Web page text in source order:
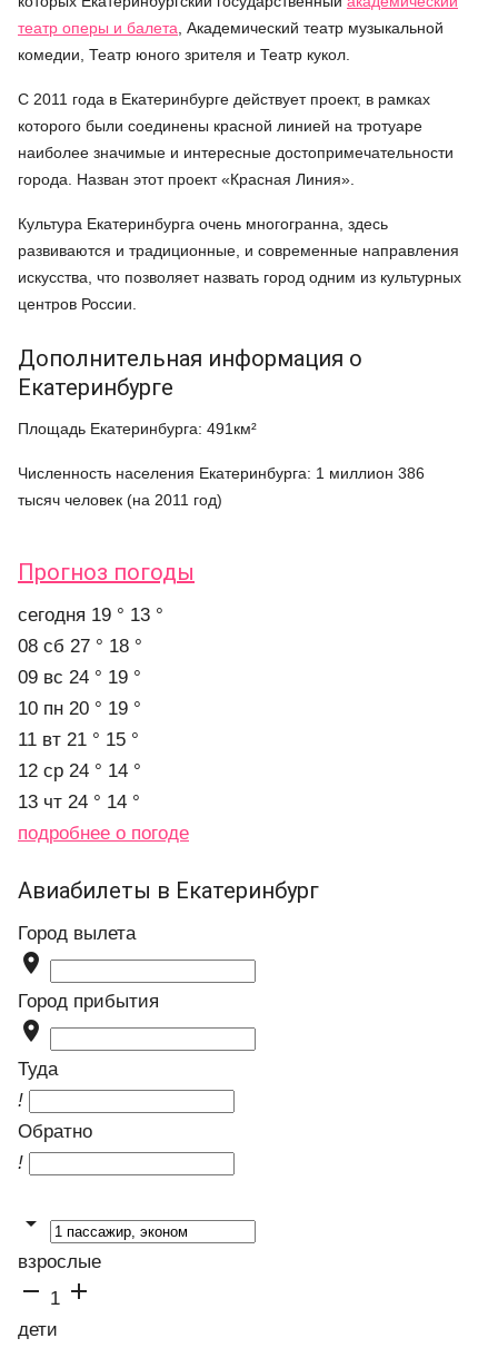
театр оперы и балета , Академический театр музыкальной
комедии, Театр юного зрителя и Театр кукол.
С 2011 года в Екатеринбурге действует проект, в рамках
которого были соединены красной линией на тротуаре
наиболее значимые и интересные достопримечательности
города. Назван этот проект «Красная Линия».
Культура Екатеринбурга очень многогранна, здесь
развиваются и традиционные, и современные направления
искусства, что позволяет назвать город одним из культурных
центров России.
Дополнительная информация о
Екатеринбурге
Площадь Екатеринбурга: 491км²
Численность населения Екатеринбурга: 1 миллион 386
тысяч человек (на 2011 год)
Прогноз погоды
cегодня 19 ° 13 °
08 сб 27 ° 18 °
09 вс 24 ° 19 °
10 пн 20 ° 19 °
11 вт 21 ° 15 °
12 ср 24 ° 14 °
13 чт 24 ° 14 °
подробнее о погоде
Авиабилеты в Екатеринбург
Город вылета

Город прибытия

Туда
!
Обратно
!

взрослые
 1 
дети